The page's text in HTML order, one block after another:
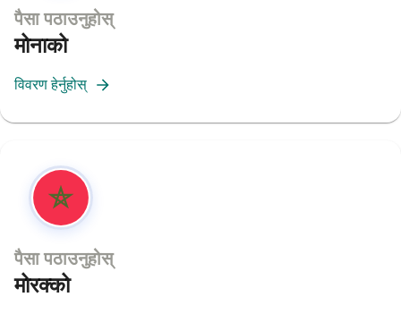
पैसा पठाउनुहोस्
मोनाको
विवरण हेर्नुहोस्
पैसा पठाउनुहोस्
मोरक्को